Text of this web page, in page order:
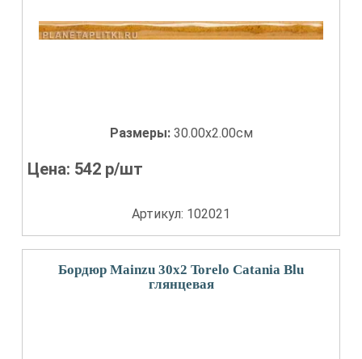
Размеры: 30.00x2.00см
Цена: 542 р/шт
Артикул: 102021
Бордюр Mainzu 30x2 Torelo Catania Blu
глянцевая